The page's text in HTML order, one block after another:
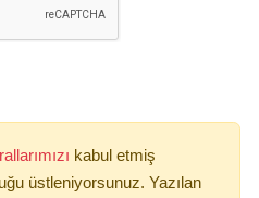
kabul etmiş
üstleniyorsunuz. Yazılan